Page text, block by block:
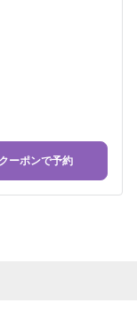
ーポンで予約